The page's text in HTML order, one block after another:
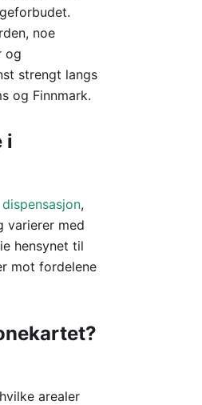
noe
og
strengt langs
og Finnmark.
i
dispensasjon,
varierer med
hensynet til
mot fordelene
arealer